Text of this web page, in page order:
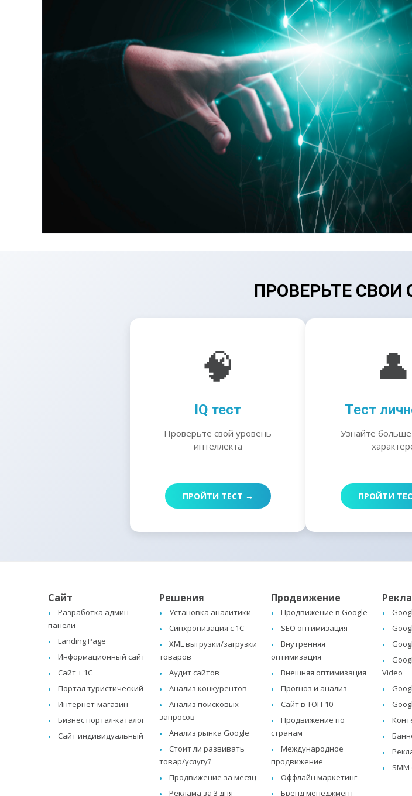
ПРОВЕРЬТЕ СВОИ
🧠
IQ тест
Проверьте свой уровень
интеллекта
ПРОЙТИ ТЕСТ →
👤
Тест
Узнайте
ПРОЙТИ
Сайт
Разработка админ-
панели
Landing Page
Информационный сайт
Сайт + 1C
Портал туристический
Интернет-магазин
Бизнес портал-каталог
Сайт индивидуальный
Решения
Установка аналитики
Синхронизация с 1C
XML выгрузки/загрузки
товаров
Аудит сайтов
Анализ конкурентов
Анализ поисковых
запросов
Анализ рынка Google
Стоит ли развивать
товар/услугу?
Продвижение за месяц
Реклама за 3 дня
Продвижение
Продвижение в Google
SEO оптимизация
Внутренняя
оптимизация
Внешняя оптимизация
Прогноз и анализ
Сайт в ТОП-10
Продвижение по
странам
Международное
продвижение
Оффлайн маркетинг
Бренд менеджмент
Video
SMM